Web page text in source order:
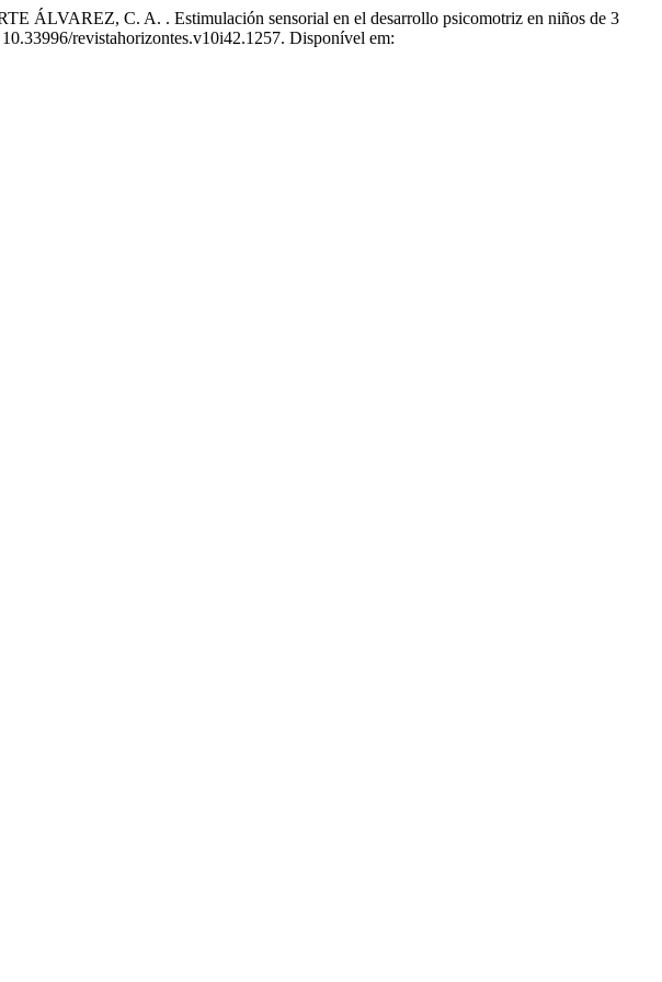
C. A. . Estimulación sensorial en el desarrollo psicomotriz en niños de 3
revistahorizontes.v10i42.1257. Disponível em: